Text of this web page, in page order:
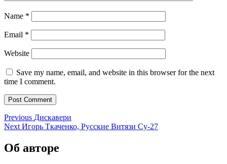
Name *
Email *
Website
Save my name, email, and website in this browser for the next
time I comment.
Post
navigation
Previous Previous
post:
Дискавери
Next Next
Игорь Ткаченко, Русские Витязи Су-27
Об авторе